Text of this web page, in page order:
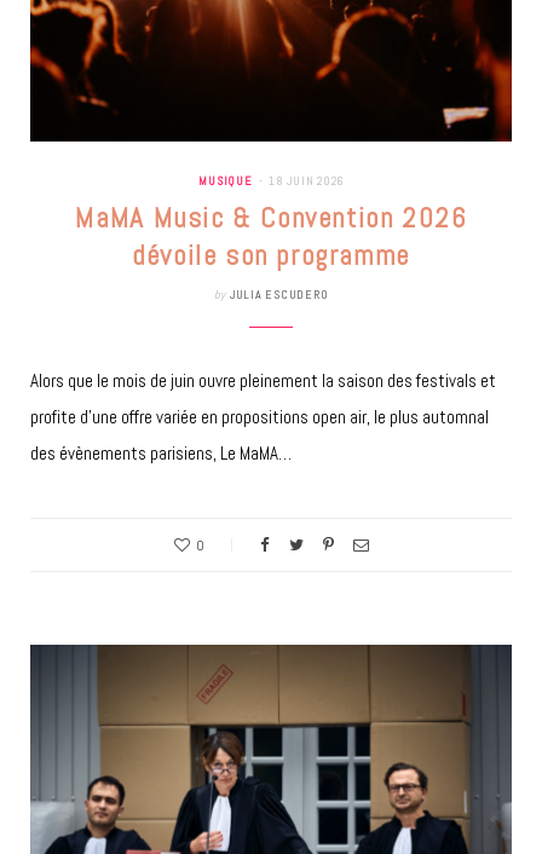
MUSIQUE 18 JUIN 2026
MaMA Music & Convention 2026
dévoile son programme
by JULIA ESCUDERO
Alors que le mois de juin ouvre pleinement la saison des festivals et
profite d’une offre variée en propositions open air, le plus automnal
des évènements parisiens, Le MaMA…
0